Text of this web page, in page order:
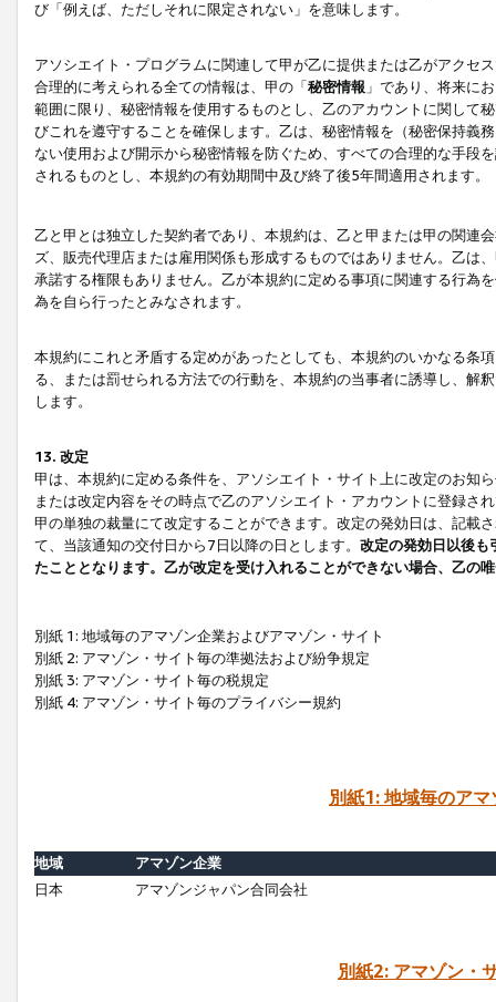
び「例えば、ただしそれに限定されない」を意味します。
アソシエイト・プログラムに関連して甲が乙に提供または乙がアクセ
合理的に考えられる全ての情報は、甲の「秘密情報 」であり、将来に
範囲に限り、秘密情報を使用するものとし、乙のアカウントに関して
びこれを遵守することを確保します。乙は、秘密情報を（秘密保持義
ない使用および開示から秘密情報を防ぐため、すべての合理的な手段
されるものとし、本規約の有効期間中及び終了後5年間適用されます。
乙と甲とは独立した契約者であり、本規約は、乙と甲または甲の関連
ズ、販売代理店または雇用関係も形成するものではありません。乙は
承諾する権限もありません。乙が本規約に定める事項に関連する行為
為を自ら行ったとみなされます。
本規約にこれと矛盾する定めがあったとしても、本規約のいかなる条
る、または罰せられる方法での行動を、本規約の当事者に誘導し、解
します。
13. 改定
甲は、本規約に定める条件を、アソシエイト・サイト上に改定のお知
または改定内容をその時点で乙のアソシエイト・アカウントに登録さ
甲の単独の裁量にて改定することができます。改定の発効日は、記載
て、当該通知の交付日から7日以降の日とします。 改定の発効日以後も
たこととなります。乙が改定を受け入れることができない場合、乙の
別紙 1: 地域毎のアマゾン企業およびアマゾン・サイト
別紙 2: アマゾン・サイト毎の準拠法および紛争規定
別紙 3: アマゾン・サイト毎の税規定
別紙 4: アマゾン・サイト毎のプライバシー規約
別紙1: 地域毎のア
地域
アマゾン企業
日本
アマゾンジャパン合同会社
別紙2: アマゾン・